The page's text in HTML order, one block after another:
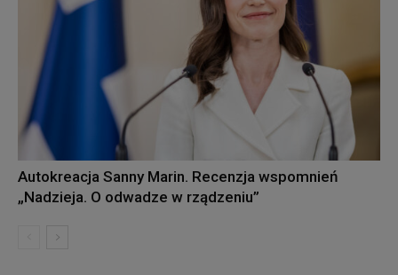
Autokreacja Sanny Marin. Recenzja wspomnień
„Nadzieja. O odwadze w rządzeniu”